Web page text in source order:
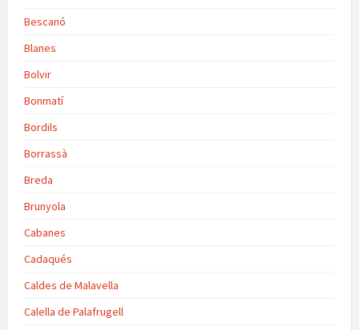
Bescanó
Blanes
Bolvir
Bonmatí
Bordils
Borrassà
Breda
Brunyola
Cabanes
Cadaqués
Caldes de Malavella
Calella de Palafrugell